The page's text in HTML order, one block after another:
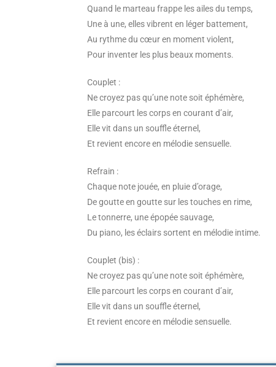
Quand le marteau frappe les ailes du temps,
Une à une, elles vibrent en léger battement,
Au rythme du cœur en moment violent,
Pour inventer les plus beaux moments.
Couplet :
Ne croyez pas qu’une note soit éphémère,
Elle parcourt les corps en courant d’air,
Elle vit dans un souffle éternel,
Et revient encore en mélodie sensuelle.
Refrain :
Chaque note jouée, en pluie d’orage,
De goutte en goutte sur les touches en rime,
Le tonnerre, une épopée sauvage,
Du piano, les éclairs sortent en mélodie intime.
Couplet (bis) :
Ne croyez pas qu’une note soit éphémère,
Elle parcourt les corps en courant d’air,
Elle vit dans un souffle éternel,
Et revient encore en mélodie sensuelle.